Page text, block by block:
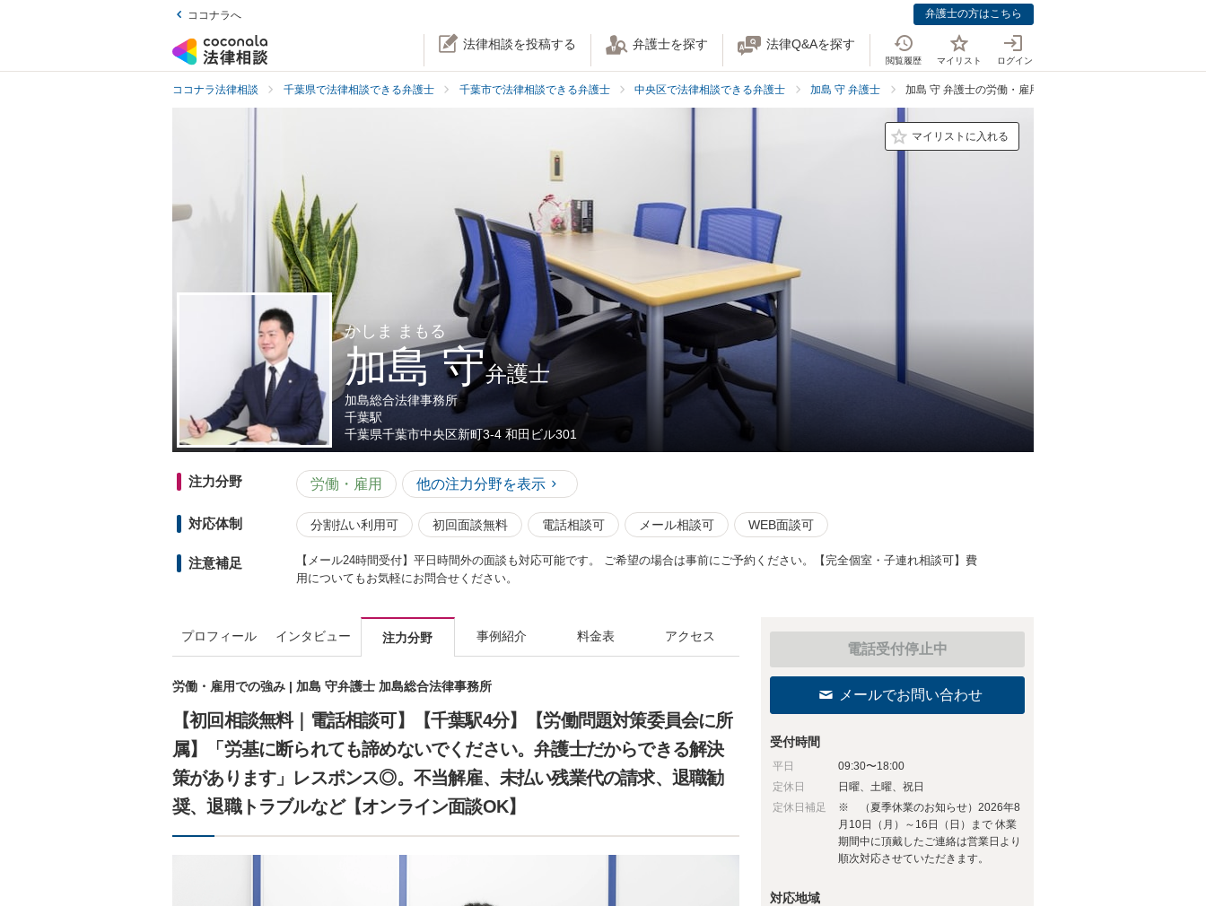
ココナラへ 弁護士の方はこちら
法律相談を投稿する 弁護士を探す 法律Q&Aを探す
閲覧履歴 マイリスト ログイン
ココナラ法律相談 千葉県で法律相談できる弁護士 千葉市で法律相談できる弁護士 中央区で法律相談できる弁護士 加島 守 弁護士 加島 守 弁護士の労働・雇用での強み
マイリストに入れる
かしま まもる
加島 守弁護士
加島総合法律事務所
千葉駅
千葉県千葉市中央区新町3-4 和田ビル301
注力分野 労働・雇用 他の注力分野を表示
対応体制 分割払い利用可 初回面談無料 電話相談可 メール相談可 WEB面談可
注意補足
【メール24時間受付】平日時間外の面談も対応可能です。 ご希望の場合は事前にご予約ください。【完全個室・子連れ相談可】費
用についてもお気軽にお問合せください。
プロフィール インタビュー 注力分野 事例紹介 料金表 アクセス
労働・雇用での強み | 加島 守弁護士 加島総合法律事務所
【初回相談無料｜電話相談可】【千葉駅4分】【労働問題対策委員会に所
属】「労基に断られても諦めないでください。弁護士だからできる解決
策があります」レスポンス◎。不当解雇、未払い残業代の請求、退職勧
奨、退職トラブルなど【オンライン面談OK】
電話受付停止中
メールでお問い合わせ
受付時間
平日
09:30〜18:00
定休日
日曜、土曜、祝日
定休日補足
※ （夏季休業のお知らせ）2026年8
月10日（月）～16日（日）まで 休業
期間中に頂戴したご連絡は営業日より
順次対応させていただきます。
対応地域